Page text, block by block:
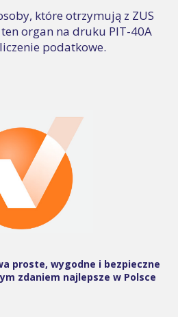
które otrzymują z ZUS
organ na druku PIT-40A
podatkowe.
proste, wygodne i bezpieczne
zdaniem najlepsze w Polsce